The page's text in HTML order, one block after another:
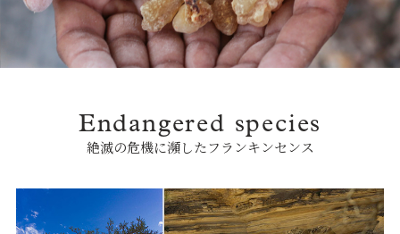
Endangered species
絶滅の危機に瀕したフランキンセンス